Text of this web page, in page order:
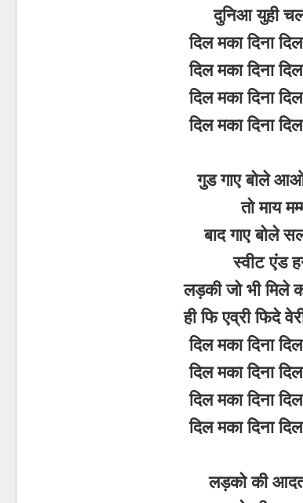
दुनिआ युही
दिल मका दिना
दिल मका दिना
दिल मका दिना
दिल मका दिना
गुड गाए बोले
तो माय
बाद गाए बोले
स्वीट एंड
लड़की जो भी मिले
ही फि एव्री फिदे
दिल मका दिना
दिल मका दिना
दिल मका दिना
दिल मका दिना
लड़को की